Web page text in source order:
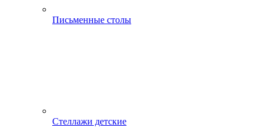
Письменные столы
Стеллажи детские